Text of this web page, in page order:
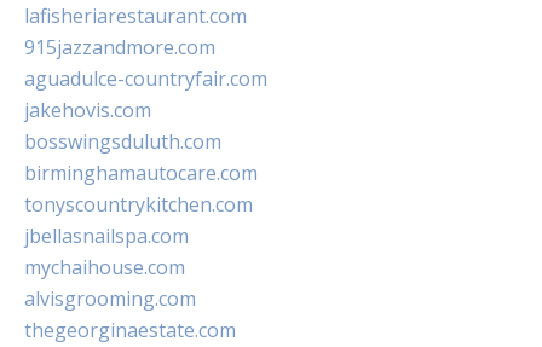
lafisheriarestaurant.com
915jazzandmore.com
aguadulce-countryfair.com
jakehovis.com
bosswingsduluth.com
birminghamautocare.com
tonyscountrykitchen.com
jbellasnailspa.com
mychaihouse.com
alvisgrooming.com
thegeorginaestate.com